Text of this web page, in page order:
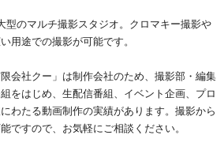
型のマルチ撮影スタジオ。クロマキー撮影や
用途での撮影が可能です。
会社クー」は制作会社のため、撮影部・編集
をはじめ、生配信番組、イベント企画、プロ
わたる動画制作の実績があります。撮影から
ですので、お気軽にご相談ください。